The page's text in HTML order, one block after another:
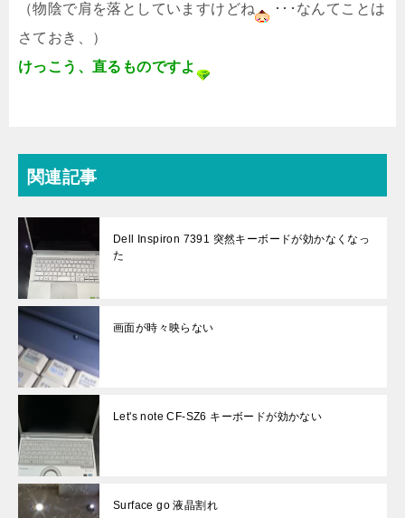
（物陰で肩を落としていますけどね
･･･なんてことは
さておき、）
けっこう、直るものですよ
関連記事
Dell Inspiron 7391 突然キーボードが効かなくなっ
た
画面が時々映らない
Let's note CF-SZ6 キーボードが効かない
Surface go 液晶割れ